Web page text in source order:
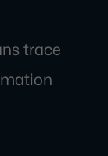
trace